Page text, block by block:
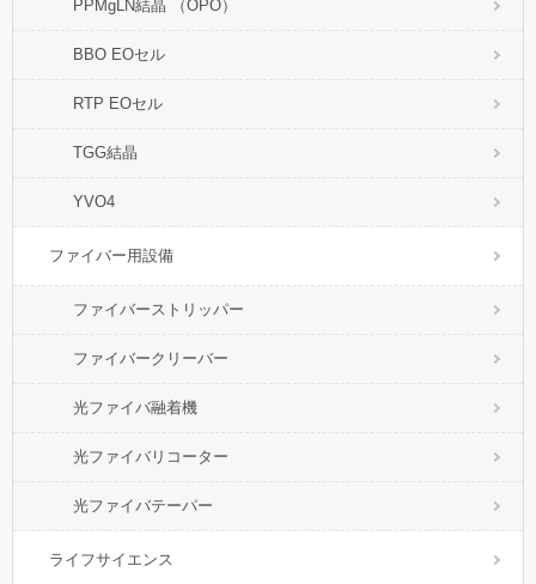
PPMgLN結晶 （OPO）
BBO EOセル
RTP EOセル
TGG結晶
YVO4
ファイバー用設備
ファイバーストリッパー
ファイバークリーバー
光ファイバ融着機
光ファイバリコーター
光ファイバテーパー
ライフサイエンス